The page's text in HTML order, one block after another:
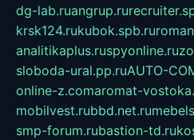
dg-lab.ruangrup.ru
krsk124.rukubok.spb.ru
analitikaplus.ruspyonline.ru
sloboda-ural.pp.ruAUTO-
online-z.comaromat-
mobilvest.rubbd.net.ru
smp-forum.rubastion-td.ru